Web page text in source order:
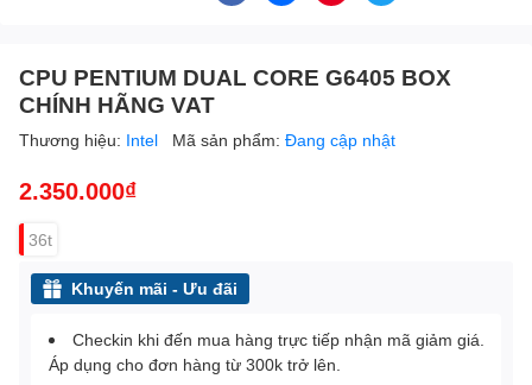
CPU PENTIUM DUAL CORE G6405 BOX
CHÍNH HÃNG VAT
Thương hiệu: Intel Mã sản phẩm: Đang cập nhật
2.350.000₫
36t
Khuyến mãi - Ưu đãi
Checkin khi đến mua hàng trực tiếp nhận mã giảm giá.
Áp dụng cho đơn hàng từ 300k trở lên.